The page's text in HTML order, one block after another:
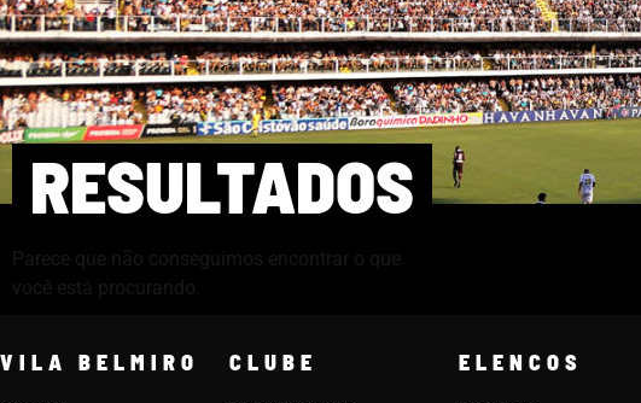
RESULTADOS
Parece que não conseguimos encontrar o que
você está procurando.
VILA BELMIRO CLUBE ELENCOS